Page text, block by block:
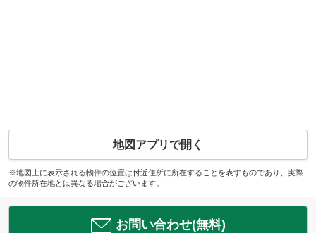
地図アプリで開く
※地図上に表示される物件の位置は付近住所に所在することを表すものであり、実際
の物件所在地とは異なる場合がございます。
お問い合わせ(無料)